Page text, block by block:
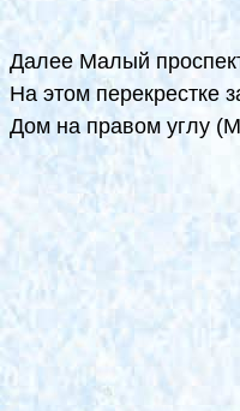
Далее Малый
На этом перекрестке
Дом на правом углу